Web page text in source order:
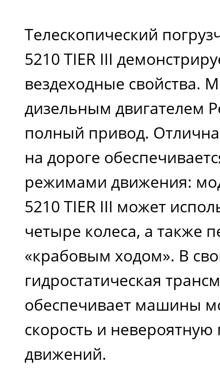
Габаритная
опущенными
стабилизаторами,
м
Высота
расположения оси
телескопической
стрелы, м
Угол преодоления
подъема, градус
Телескопический
5210 TIER III
вездеходные свойства.
дизельным двигателем
полный привод.
на дороге
режимами движения:
5210 TIER III может
четыре колеса, а также
«крабовым ходом». В
гидростатическая
обеспечивает машины
скорость и невероятную
движений.